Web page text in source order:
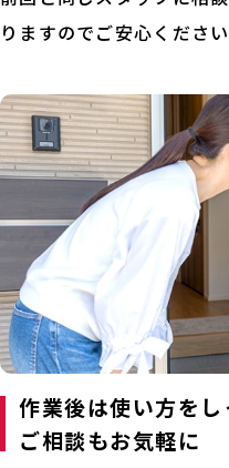
りますのでご安心ください
作業後は使い方を
ご相談もお気軽に